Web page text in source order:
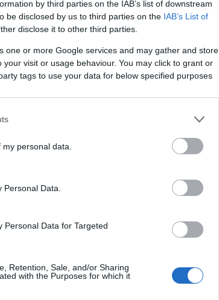
by third parties on the IAB’s list of downstream
be disclosed by us to third parties on the IAB’s List of
disclose it to other third parties.
one or more Google services and may gather and store
visit or usage behaviour. You may click to grant or
tags to use your data for below specified purposes
personal data.
Data.
Personal Data for Targeted
Retention, Sale, and/or Sharing
with the Purposes for which it
e gli occhi sono
delle discipline più